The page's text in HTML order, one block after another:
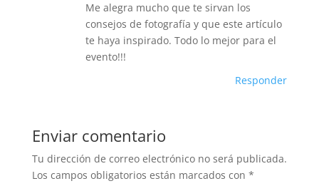
Me alegra mucho que te sirvan los
consejos de fotografía y que este artículo
te haya inspirado. Todo lo mejor para el
evento!!!
Responder
Enviar comentario
Tu dirección de correo electrónico no será publicada.
Los campos obligatorios están marcados con *